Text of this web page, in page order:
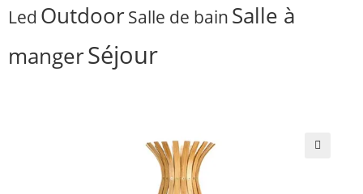
Led OutdoorSalle de bain Salle à
mangerSéjour